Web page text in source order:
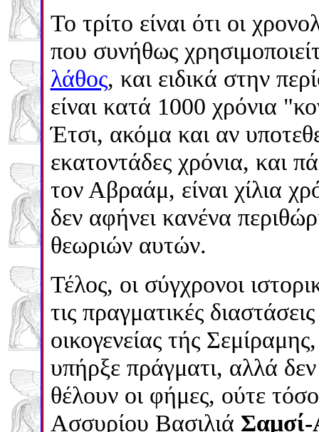
Το τρίτο είναι ότι οι
που συνήθως
λάθος, και ειδικά στην
είναι κατά 1000 χρόνια
Έτσι, ακόμα και αν
εκατοντάδες χρόνια, και
τον Αβραάμ, είναι χίλια
δεν αφήνει κανένα
θεωριών αυτών.
Τέλος, οι σύγχρονοι
τις πραγματικές
οικογενείας τής
υπήρξε πράγματι, αλλά
θέλουν οι φήμες, ούτε
Ασσυρίου Βασιλιά Σαμσί-